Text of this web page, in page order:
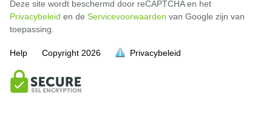
Deze site wordt beschermd door reCAPTCHA en het
Privacybeleid en de Servicevoorwaarden van Google zijn van
toepassing.
Help Copyright 2026 Privacybeleid